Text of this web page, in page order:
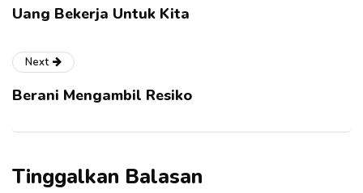
Uang Bekerja Untuk Kita
Next
Berani Mengambil Resiko
Tinggalkan Balasan